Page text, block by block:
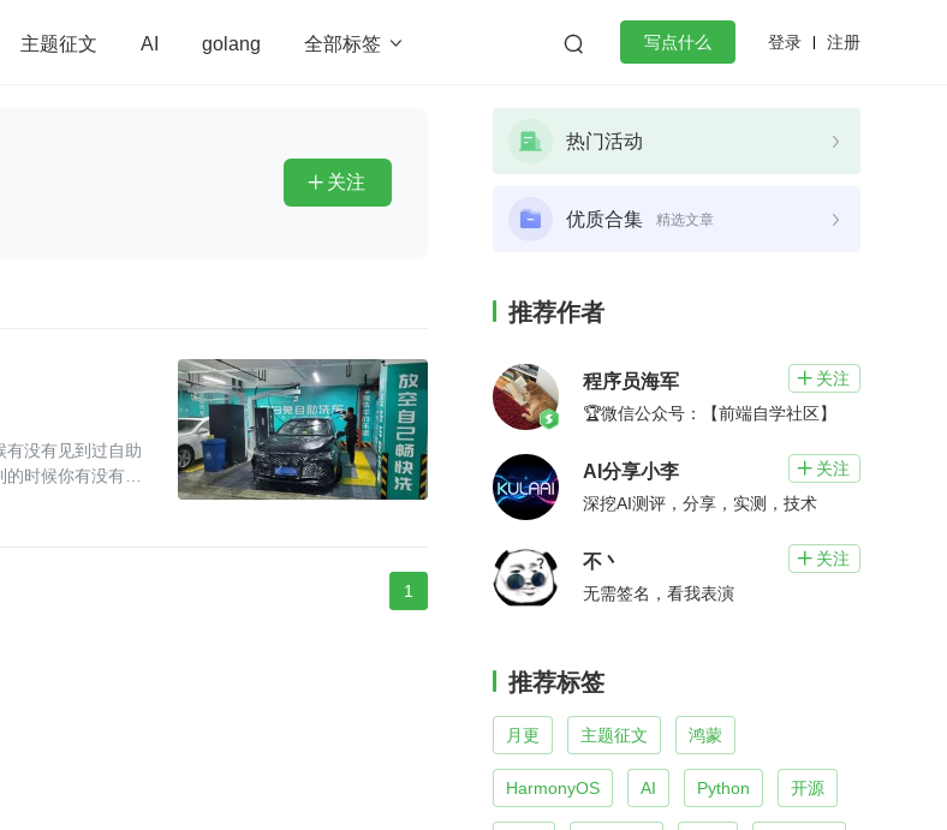
主题征文 AI golang 全部标签   写点什么 登录 注册
redis
 关注
有没有见到过自助
时候你有没有想
1
热门活动
优质合集 精选文章
推荐作者
程序员海军  关注
🏆微信公众号：【前端自学社区】
AI分享小李  关注
深挖AI测评，分享，实测，技术
不丶  关注
无需签名，看我表演
推荐标签
月更 主题征文 鸿蒙
HarmonyOS AI Python 开源